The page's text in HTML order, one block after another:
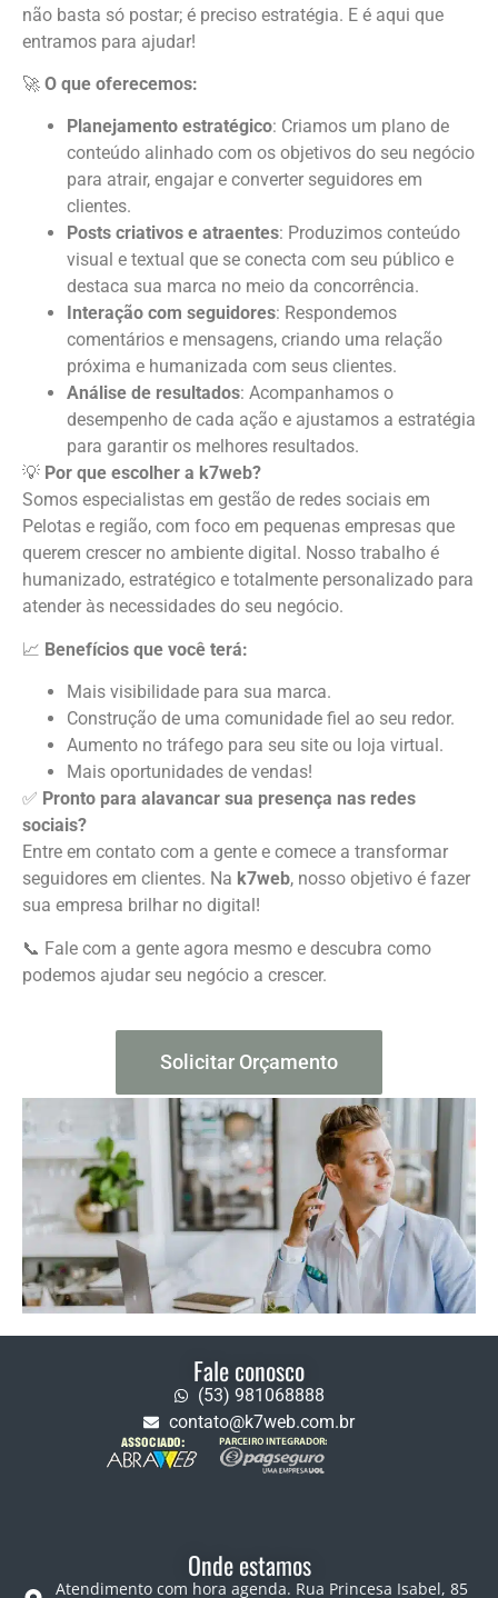
não basta só postar; é preciso estratégia. E é aqui que
entramos para ajudar!
🚀 O que oferecemos:
Planejamento estratégico: Criamos um plano de
conteúdo alinhado com os objetivos do seu negócio
para atrair, engajar e converter seguidores em
clientes.
Posts criativos e atraentes: Produzimos conteúdo
visual e textual que se conecta com seu público e
destaca sua marca no meio da concorrência.
Interação com seguidores: Respondemos
comentários e mensagens, criando uma relação
próxima e humanizada com seus clientes.
Análise de resultados: Acompanhamos o
desempenho de cada ação e ajustamos a estratégia
para garantir os melhores resultados.
💡 Por que escolher a k7web?
Somos especialistas em gestão de redes sociais em
Pelotas e região, com foco em pequenas empresas que
querem crescer no ambiente digital. Nosso trabalho é
humanizado, estratégico e totalmente personalizado para
atender às necessidades do seu negócio.
📈 Benefícios que você terá:
Mais visibilidade para sua marca.
Construção de uma comunidade fiel ao seu redor.
Aumento no tráfego para seu site ou loja virtual.
Mais oportunidades de vendas!
✅ Pronto para alavancar sua presença nas redes
sociais?
Entre em contato com a gente e comece a transformar
seguidores em clientes. Na k7web, nosso objetivo é fazer
sua empresa brilhar no digital!
📞 Fale com a gente agora mesmo e descubra como
podemos ajudar seu negócio a crescer.
Solicitar Orçamento
Fale conosco
(53) 981068888
contato@k7web.com.br
Onde estamos
Atendimento com hora agenda. Rua Princesa Isabel, 85